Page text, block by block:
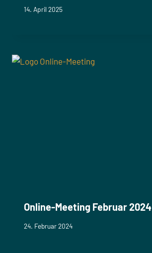
14. April 2025
Online-Meeting Februar 2024
24. Februar 2024